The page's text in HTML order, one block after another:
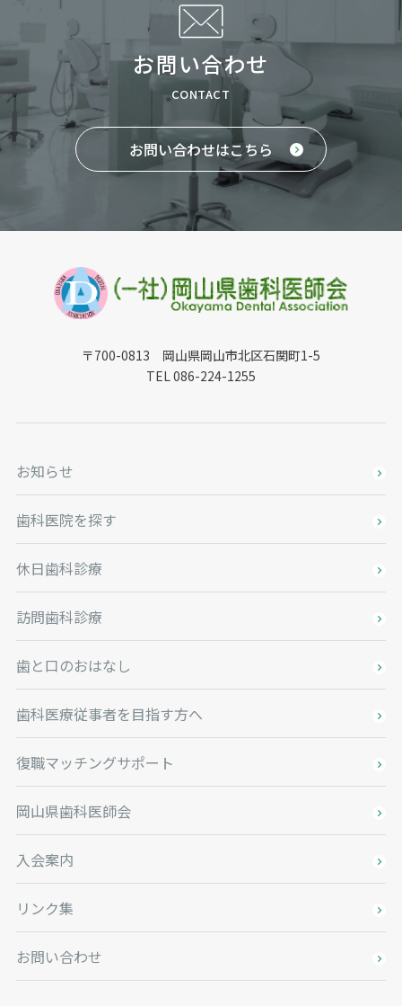
お問い合わせ
CONTACT
お問い合わせはこちら
〒700-0813 岡山県岡山市北区石関町1-5
TEL 086-224-1255
お知らせ
歯科医院を探す
休日歯科診療
訪問歯科診療
歯と口のおはなし
歯科医療従事者を目指す方へ
復職マッチングサポート
岡山県歯科医師会
入会案内
リンク集
お問い合わせ